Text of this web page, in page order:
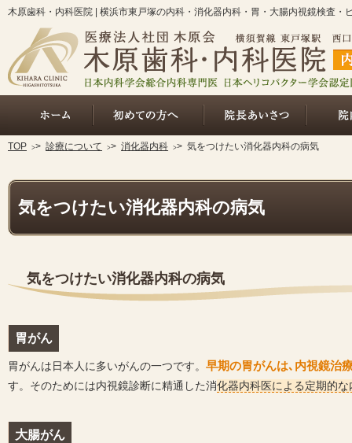
気をつけたい消化器内科の病気
木原歯科・内科医院 | 横浜市東戸塚の内科・消化器内科・胃・大腸内視鏡検査・
気をつけたい消化器内科の病気
胃がん
胃がんは日本人に多いがんの一つです。 早期の胃がんは､内視鏡治
す。そのためには内視鏡診断に精通した消化器内科医による定期的な
大腸がん
TOP > 診療について > 消化器内科 > 気をつけたい消化器内科の病気